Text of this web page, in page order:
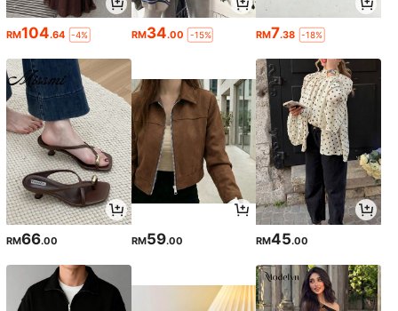
RM104.64 -4% RM34.00 -15% RM7.38 -18%
RM66.00 RM59.00 RM45.00